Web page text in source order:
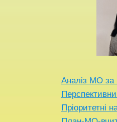
Аналіз МО за
Пріоритетні